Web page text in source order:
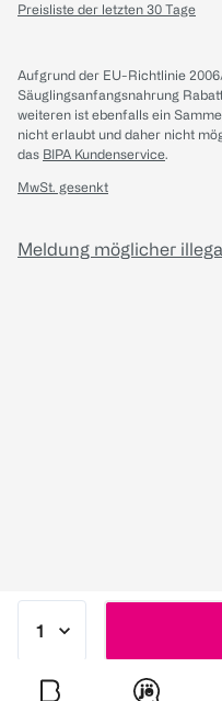
Preisliste der letzten 30 Tage
Aufgrund der EU-Richtlinie
Säuglingsanfangsnahrung
weiteren ist ebenfalls ein
nicht erlaubt und daher nicht
das BIPA Kundenservice.
MwSt. gesenkt
Meldung möglicher